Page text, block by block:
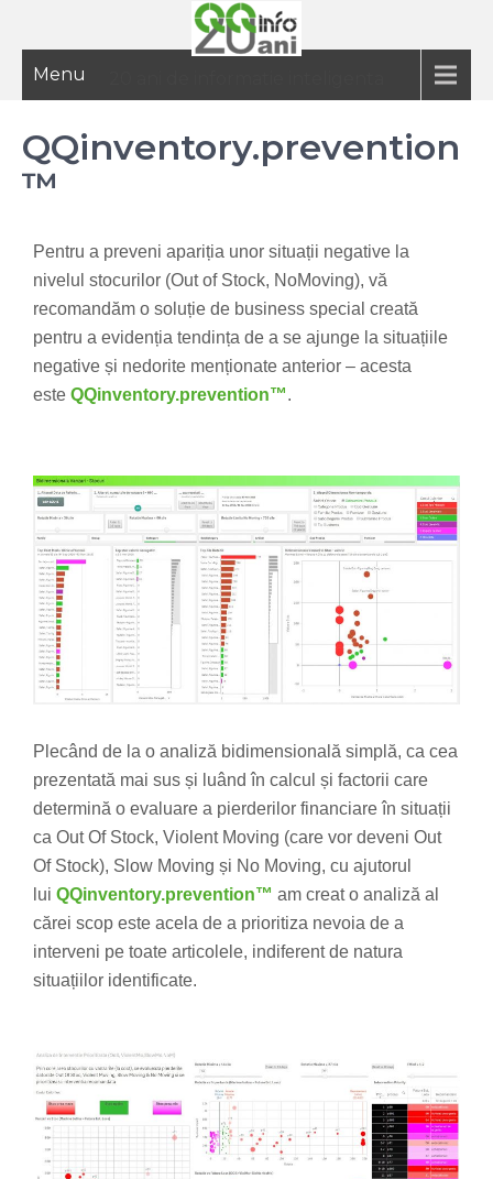
Menu
QQinventory.prevention
™
Pentru a preveni apariția unor situații negative la
nivelul stocurilor (Out of Stock, NoMoving), vă
recomandăm o soluție de business special creată
pentru a evidenția tendința de a se ajunge la situațiile
negative și nedorite menționate anterior – acesta
este QQinventory.prevention™.
Plecând de la o analiză bidimensională simplă, ca cea
prezentată mai sus și luând în calcul și factorii care
determină o evaluare a pierderilor financiare în situații
ca Out Of Stock, Violent Moving (care vor deveni Out
Of Stock), Slow Moving și No Moving, cu ajutorul
lui QQinventory.prevention™ am creat o analiză al
cărei scop este acela de a prioritiza nevoia de a
interveni pe toate articolele, indiferent de natura
situațiilor identificate.